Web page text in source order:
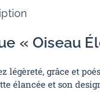
« Oiseau
légèreté, grâce et
élancée et son